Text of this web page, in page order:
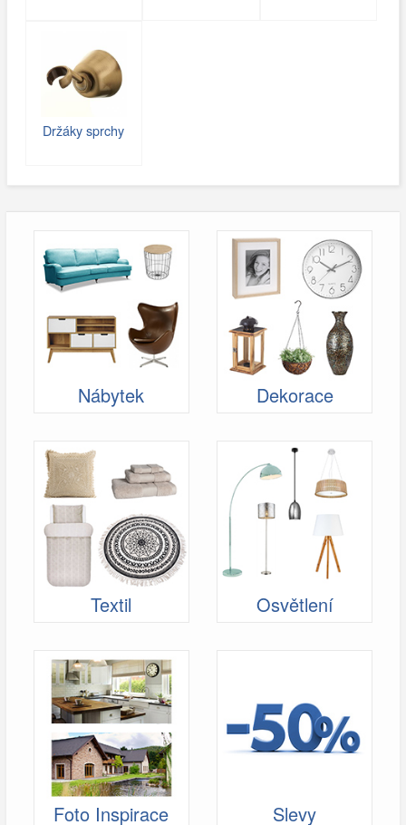
Držáky sprchy
Nábytek Dekorace
Textil Osvětlení
Foto Inspirace Slevy